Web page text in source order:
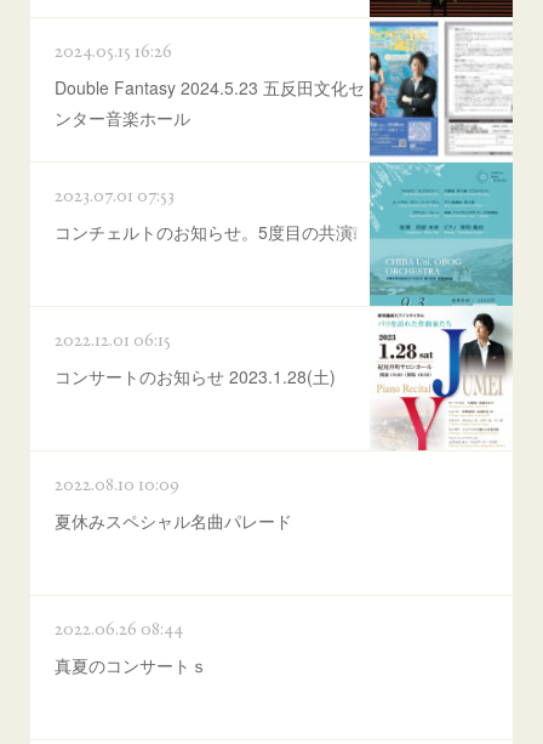
2024.05.15 16:26
Double Fantasy 2024.5.23 五反田文化セ
ンター音楽ホール
2023.07.01 07:53
コンチェルトのお知らせ。5度目の共演❕
2022.12.01 06:15
コンサートのお知らせ 2023.1.28(土)
2022.08.10 10:09
夏休みスペシャル名曲パレード
2022.06.26 08:44
真夏のコンサートｓ